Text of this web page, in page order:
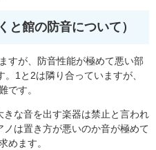
と館の防音について）
すが、防音性能が極めて悪い部
1と2は隣り合っていますが、
です。
な音を出す楽器は禁止と言われ
は置き方が悪いのか音が極めて
めます。